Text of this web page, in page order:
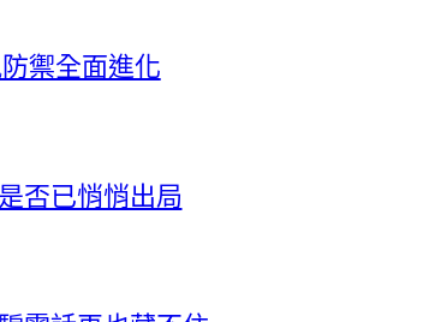
禦全面進化
否已悄悄出局